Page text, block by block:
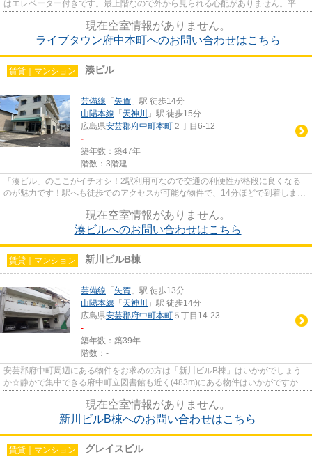
はエレベーター付きです。最上階なので外から見られる心配がありません。平成
27年築で多くの方からご好評頂...
現在空室情報がありません。
ライブタウン府中本町へのお問い合わせはこちら
賃貸｜マンション 湊ビル
芸備線 「矢賀 」駅 徒歩14分
山陽本線 「天神川
」駅 徒歩15分
広島県安芸郡府中町本町 ２丁目6-12
-
築年数：築47年
階数：3階建
「湊ビル」のここがイチオシ！2駅利用可なので交通の利便性が格段に良くなる
のが魅力です！駅へも徒歩でのアクセスが可能な物件で、14分ほどで到着しま
す！物騒なこのご時世に！通行人...
現在空室情報がありません。
湊ビルへのお問い合わせはこちら
賃貸｜マンション 新川ビルB棟
芸備線 「矢賀 」駅 徒歩13分
山陽本線 「天神川
」駅 徒歩14分
広島県安芸郡府中町本町 ５丁目14-23
-
築年数：築39年
階数：-
安芸郡府中町周辺にある物件をお求めの方は「新川ビルB棟」はいかがでしょう
か☆静かで集中できる府中町立図書館も近く(483m)にある物件はいかがですか☆
外装にこだわったオシャレなデザ...
現在空室情報がありません。
新川ビルB棟へのお問い合わせはこちら
賃貸｜マンション グレイスビル